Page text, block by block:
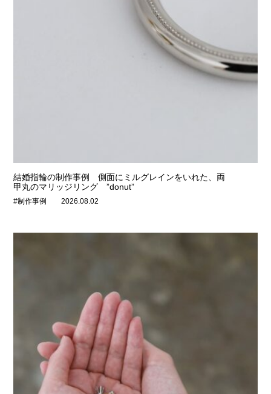
結婚指輪の制作事例 側面にミルグレインをいれた、両
甲丸のマリッジリング ”donut”
#制作事例 2026.08.02